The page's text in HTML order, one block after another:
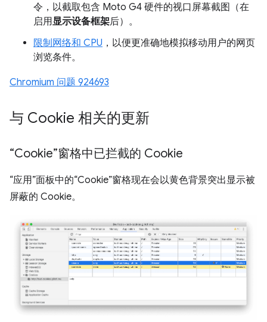
令，以截取包含 Moto G4 硬件的视口屏幕截图（在
启用显示设备框架后）。
限制网络和 CPU ，以便更准确地模拟移动用户的网页
浏览条件。
Chromium 问题 924693
与 Cookie 相关的更新
“Cookie”窗格中已拦截的 Cookie
“应用”面板中的“Cookie”窗格现在会以黄色背景突出显示被
屏蔽的 Cookie。